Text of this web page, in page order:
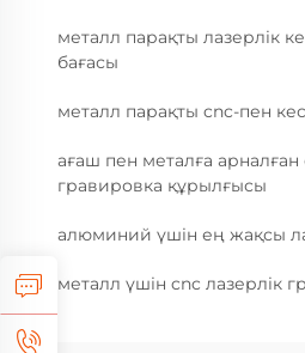
металл парақты лазерлік
бағасы
металл парақты cnc-пен
ағаш пен металға
гравировка құрылғысы
алюминий үшін ең жақсы
металл үшін cnc лазерлік